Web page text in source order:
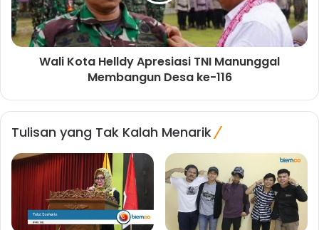
Wali Kota Helldy Apresiasi TNI Manunggal
Membangun Desa ke-116
Tulisan yang Tak Kalah Menarik